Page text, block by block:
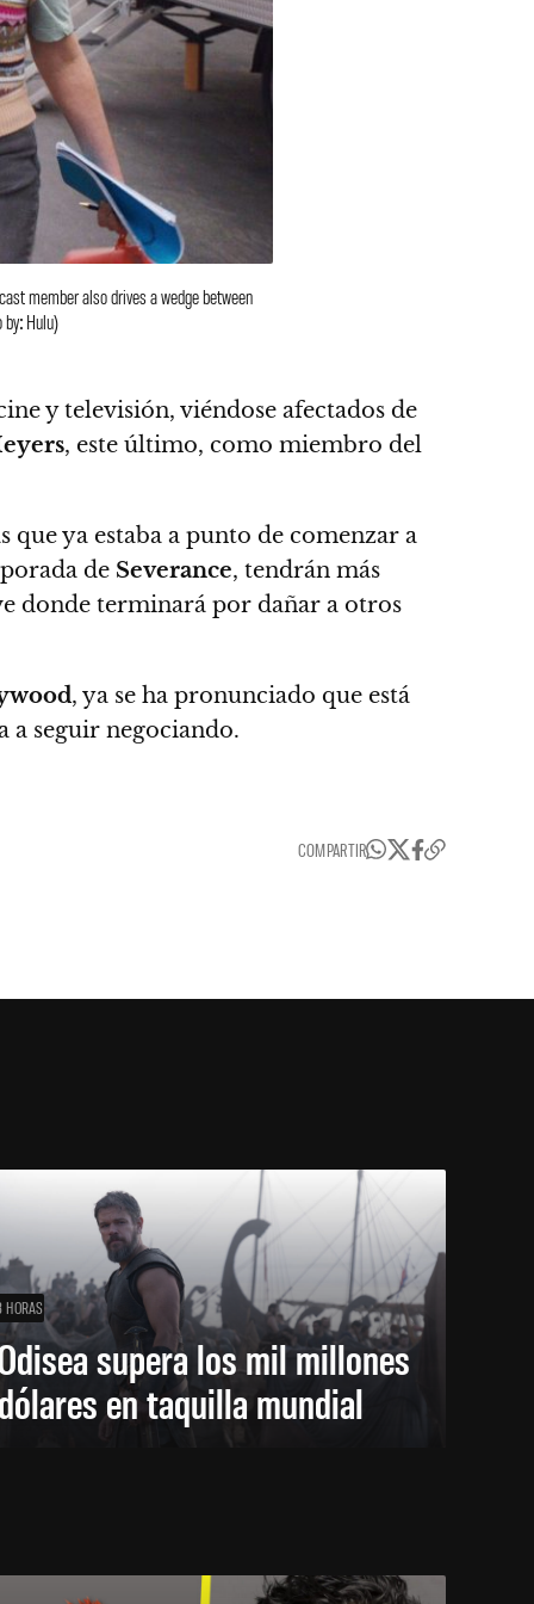
member also drives a wedge between
by: Hulu)
y televisión, viéndose afectados de
, este último, como miembro del
ya estaba a punto de comenzar a
de Severance, tendrán más
donde terminará por dañar a otros
, ya se ha pronunciado que está
a seguir negociando.
COMPARTIR
HORAS
supera los mil millones
en taquilla mundial